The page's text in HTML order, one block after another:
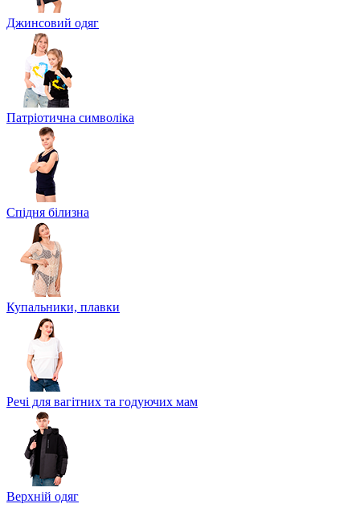
Джинсовий одяг
Патріотична символіка
Спідня білизна
Купальники, плавки
Речі для вагітних та годуючих мам
Верхній одяг